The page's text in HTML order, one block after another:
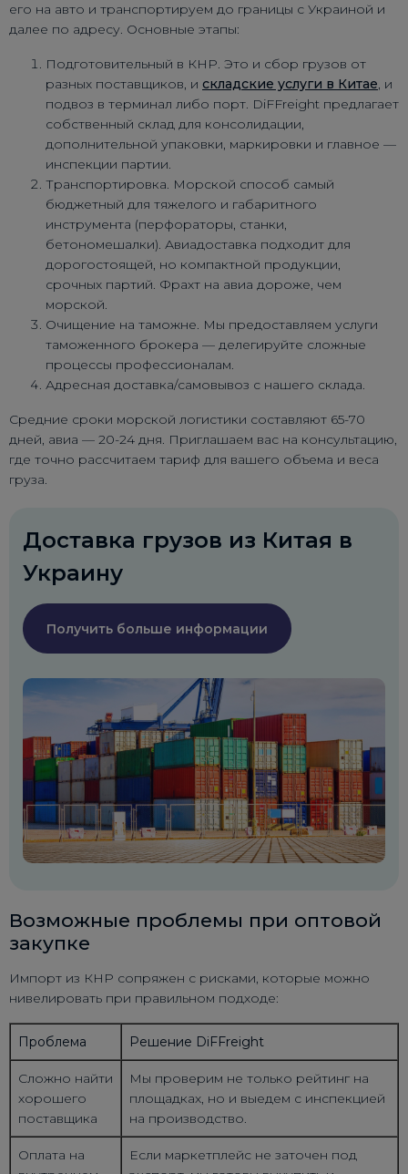
его на авто и транспортируем до границы с Украиной и
далее по адресу. Основные этапы:
Подготовительный в КНР. Это и сбор грузов от
разных поставщиков, и складские услуги в Китае, и
подвоз в терминал либо порт. DiFFreight предлагает
собственный склад для консолидации,
дополнительной упаковки, маркировки и главное —
инспекции партии.
Транспортировка. Морской способ самый
бюджетный для тяжелого и габаритного
инструмента (перфораторы, станки,
бетономешалки). Авиадоставка подходит для
дорогостоящей, но компактной продукции,
срочных партий. Фрахт на авиа дороже, чем
морской.
Очищение на таможне. Мы предоставляем услуги
таможенного брокера — делегируйте сложные
процессы профессионалам.
Адресная доставка/самовывоз с нашего склада.
Средние сроки морской логистики составляют 65-70
дней, авиа — 20-24 дня. Приглашаем вас на консультацию,
где точно рассчитаем тариф для вашего объема и веса
груза.
Доставка грузов из Китая в
Украину
Получить больше информации
Возможные проблемы при оптовой
закупке
Импорт из КНР сопряжен с рисками, которые можно
нивелировать при правильном подходе:
Проблема Решение DiFFreight
Сложно найти
хорошего
поставщика
Мы проверим не только рейтинг на
площадках, но и выедем с инспекцией
на производство.
Оплата на
Если маркетплейс не заточен под